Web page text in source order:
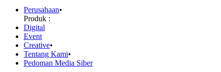
Perusahaan•
Produk :
Digital
Event
Creative•
Tentang Kami•
Pedoman Media Siber